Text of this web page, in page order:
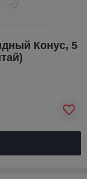
Конус, 5